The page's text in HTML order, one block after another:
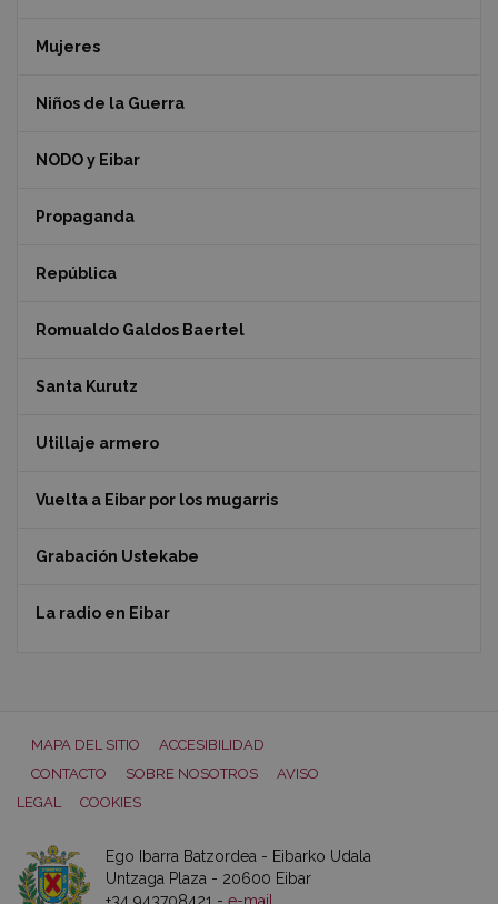
Mujeres
Niños de la Guerra
NODO y Eibar
Propaganda
República
Romualdo Galdos Baertel
Santa Kurutz
Utillaje armero
Vuelta a Eibar por los mugarris
Grabación Ustekabe
La radio en Eibar
MAPA DEL SITIO
ACCESIBILIDAD
CONTACTO
SOBRE NOSOTROS
AVISO
LEGAL
COOKIES
Ego Ibarra Batzordea - Eibarko Udala
Untzaga Plaza - 20600 Eibar